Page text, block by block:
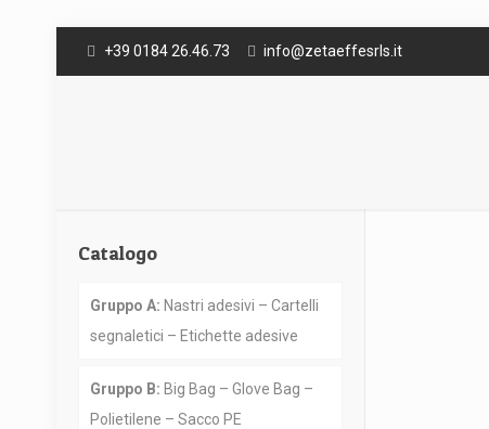
+39 0184 26.46.73 info@zetaeffesrls.it
Catalogo
Gruppo A: Nastri adesivi – Cartelli
segnaletici – Etichette adesive
Gruppo B: Big Bag – Glove Bag –
Polietilene – Sacco PE